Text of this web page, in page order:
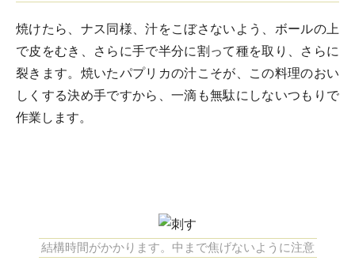
焼けたら、ナス同様、汁をこぼさないよう、ボールの上
で皮をむき、さらに手で半分に割って種を取り、さらに
裂きます。焼いたパプリカの汁こそが、この料理のおい
しくする決め手ですから、一滴も無駄にしないつもりで
作業します。
結構時間がかかります。中まで焦げないように注意